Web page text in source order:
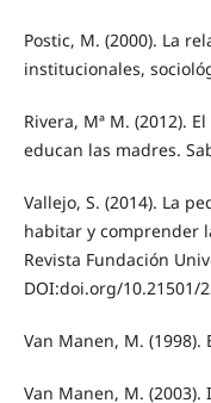
Postic, M. (2000). La
institucionales,
Rivera, Mª M. (2012).
educan las madres.
Vallejo, S. (2014). La
habitar y comprender
Revista Fundación
DOI:doi.org/10.21501/
Van Manen, M. (1998).
Van Manen, M.